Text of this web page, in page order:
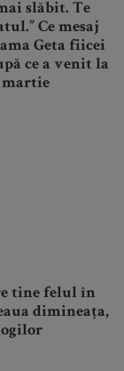
slăbit. Te
Ce mesaj
Geta fiicei
ce a venit la
martie
tine felul în
dimineața,